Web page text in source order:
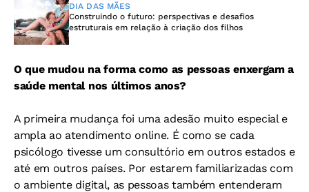
DIA DAS MÃES
Construindo o futuro: perspectivas e desafios
estruturais em relação à criação dos filhos
O que mudou na forma como as pessoas enxergam a
saúde mental nos últimos anos?
A primeira mudança foi uma adesão muito especial e
ampla ao atendimento online. É como se cada
psicólogo tivesse um consultório em outros estados e
até em outros países. Por estarem familiarizadas com
o ambiente digital, as pessoas também entenderam